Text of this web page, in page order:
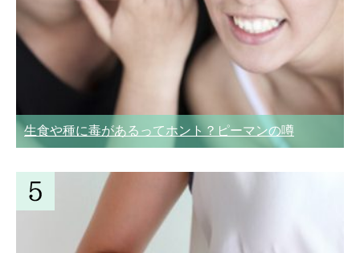
生食や種に毒があるってホント？ピーマンの噂